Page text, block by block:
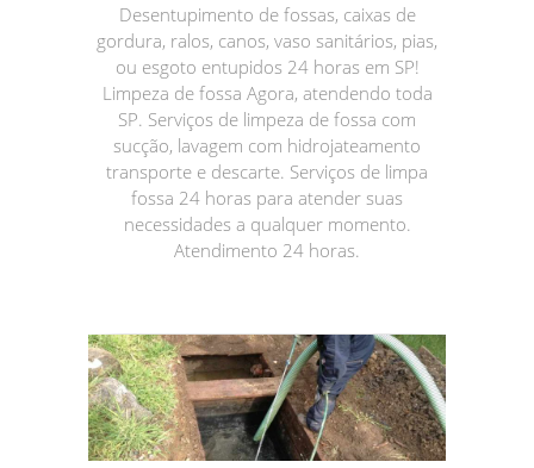
Desentupimento de fossas, caixas de
gordura, ralos, canos, vaso sanitários, pias,
ou esgoto entupidos 24 horas em SP!
Limpeza de fossa Agora, atendendo toda
SP. Serviços de limpeza de fossa com
sucção, lavagem com hidrojateamento
transporte e descarte. Serviços de limpa
fossa 24 horas para atender suas
necessidades a qualquer momento.
Atendimento 24 horas.